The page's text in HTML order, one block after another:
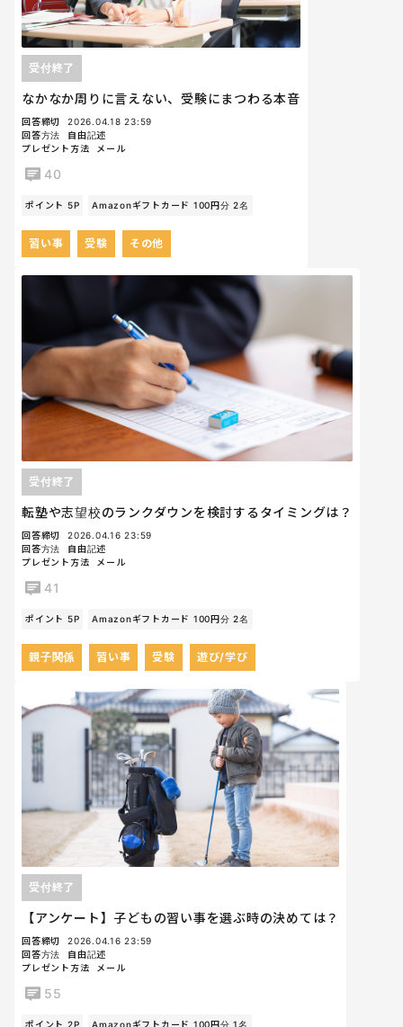
なかなか周りに言えない、受験にまつわる本音
受付終了
回答締切
2026.04.18 23:59
回答方法
自由記述
プレゼント方法
メール
40
ポイント 5P Amazonギフトカード 100円分 2名
習い事 受験 その他
転塾や志望校のランクダウンを検討するタイミングは？
受付終了
回答締切
2026.04.16 23:59
回答方法
自由記述
プレゼント方法
メール
41
ポイント 5P Amazonギフトカード 100円分 2名
親子関係 習い事 受験 遊び/学び
【アンケート】子どもの習い事を選ぶ時の決めては？
受付終了
回答締切
2026.04.16 23:59
回答方法
自由記述
プレゼント方法
メール
55
ポイント 2P Amazonギフトカード 100円分 1名